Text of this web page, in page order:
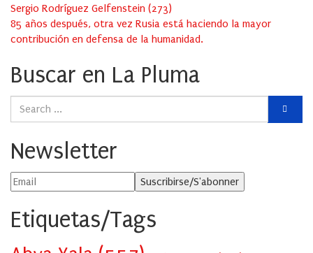
Sergio Rodríguez Gelfenstein (273)
85 años después, otra vez Rusia está haciendo la mayor
contribución en defensa de la humanidad.
Buscar en La Pluma
Newsletter
Etiquetas/Tags